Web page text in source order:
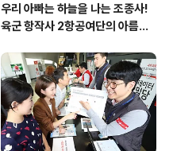
우리 아빠는 하늘을 나는 조종사!
육군 항작사 2항공여단의 아름다